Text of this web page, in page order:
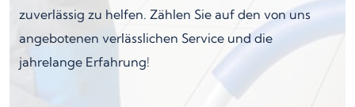
zuverlässig zu helfen. Zählen Sie auf den von uns
angebotenen verlässlichen Service und die
jahrelange Erfahrung!